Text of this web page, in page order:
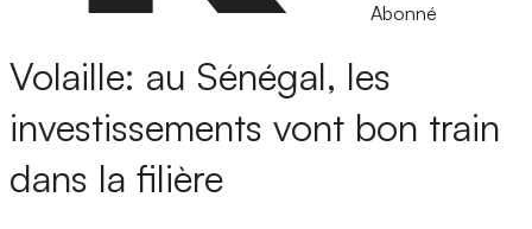
Abonné
Volaille: au Sénégal, les
investissements vont bon train
dans la filière